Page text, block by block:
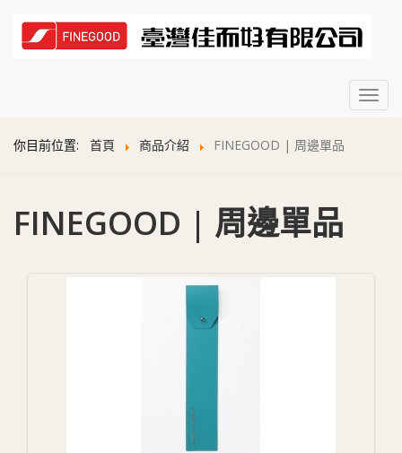
你目前位置:
首頁 商品介紹 FINEGOOD | 周邊單品
FINEGOOD | 周邊單品